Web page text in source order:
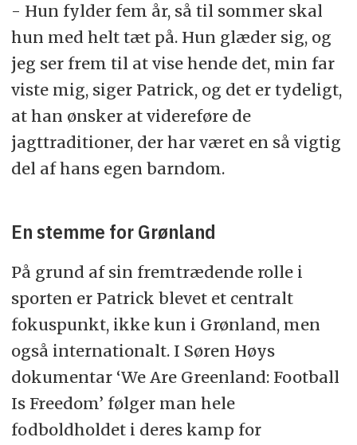
- Hun fylder fem år, så til sommer skal
hun med helt tæt på. Hun glæder sig, og
jeg ser frem til at vise hende det, min far
viste mig, siger Patrick, og det er tydeligt,
at han ønsker at videreføre de
jagttraditioner, der har været en så vigtig
del af hans egen barndom.
En stemme for Grønland
På grund af sin fremtrædende rolle i
sporten er Patrick blevet et centralt
fokuspunkt, ikke kun i Grønland, men
også internationalt. I Søren Høys
dokumentar ‘We Are Greenland: Football
Is Freedom’ følger man hele
fodboldholdet i deres kamp for